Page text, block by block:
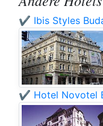
✔️ Ibis Styles
✔️ Hotel Novotel